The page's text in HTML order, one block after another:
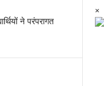
ने परंपरागत
×